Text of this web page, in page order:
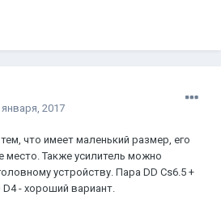
января, 2017
что имеет маленький размер, его
место. Также усилитель можно
устройству. Пара DD Cs6.5 +
D4 - хороший вариант.